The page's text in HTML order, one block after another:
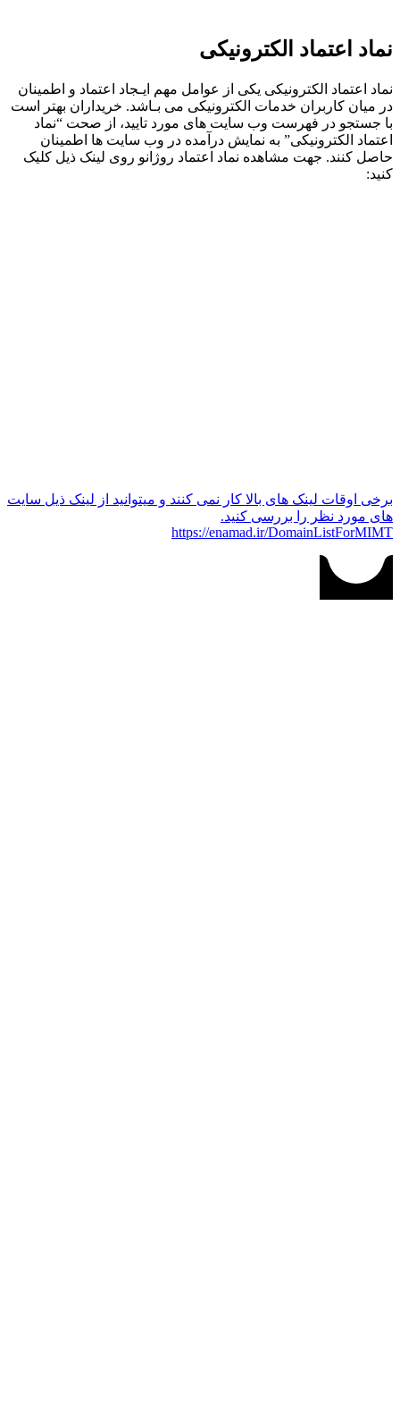
نماد اعتماد الکترونیکی
نماد اعتماد الکترونیکی یكی از عوامل مهم ایـجاد اعتماد و اطمینان
در میان كاربران خدمات الكترونیكی می بـاشد. خریداران بهتر است
با جستجو در فهرست وب سایت های مورد تایید، از صحت “نماد
اعتماد الكترونیكی” به نمایش درآمده در وب سایت ها اطمینان
حاصل کنند. جهت مشاهده نماد اعتماد روژانو روی لینک ذیل کلیک
کنید:
برخی اوقات لینک های بالا کار نمی کنند و میتوانید از لینک ذیل سایت
های مورد نظر را بررسی کنید.
https://enamad.ir/DomainListForMIMT